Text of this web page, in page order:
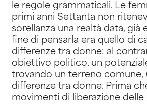
le regole grammaticali. Le
primi anni Settanta non
sorellanza una realtà data, già
fine di pensarla era quello di
differenze tra donne: al
obiettivo politico, un
trovando un terreno comune,
differenze tra donne. Prima
movimenti di liberazione delle